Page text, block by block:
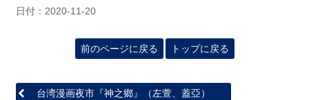
サ
プ
日付：2020-11-20
前のページに戻る トップに戻る
台湾漫画夜市『神之鄉』（左萱、蓋亞）